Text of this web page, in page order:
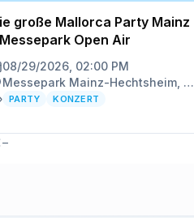
große Mallorca Party Mainz
Open Air
08/29/2026, 02:00 PM
Messepark Mainz-Hechtsheim, Mainz
PARTY KONZERT
–